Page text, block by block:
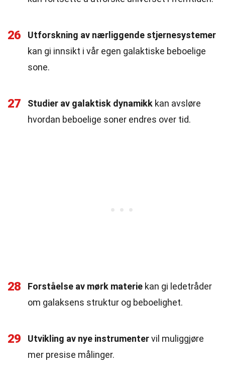
26
Utforskning av nærliggende stjernesystemer
kan gi innsikt i vår egen galaktiske beboelige
sone.
27 Studier av galaktisk dynamikk kan avsløre
hvordan beboelige soner endres over tid.
28 Forståelse av mørk materie kan gi ledetråder
om galaksens struktur og beboelighet.
29 Utvikling av nye instrumentervil muliggjøre
mer presise målinger.